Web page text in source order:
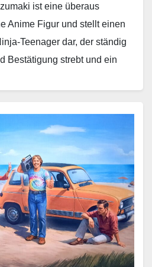
ist eine überaus
Anime Figur und stellt einen
Teenager dar, der ständig
Bestätigung strebt und ein